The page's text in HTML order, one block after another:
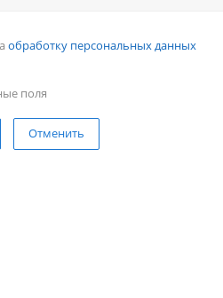
обработку персональных данных
поля
Отменить